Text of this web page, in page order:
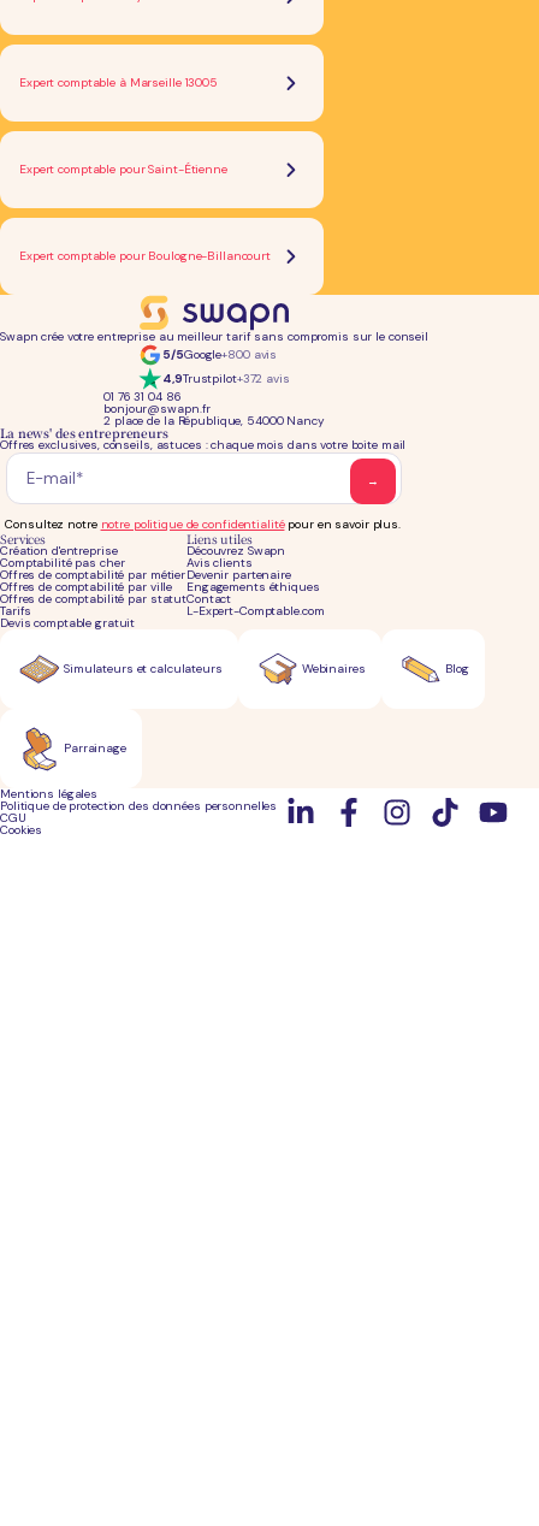
Expert comptable à Marseille 13005
Expert comptable pour Saint-Étienne
Expert comptable pour Boulogne-Billancourt
Swapn crée votre entreprise au meilleur tarif sans compromis sur le conseil
5/5Google+800 avis
4,9Trustpilot+372 avis
01 76 31 04 86
bonjour@swapn.fr
2 place de la République, 54000 Nancy
Services
Création d'entreprise
Comptabilité pas cher
Offres de comptabilité par métier
Offres de comptabilité par ville
Offres de comptabilité par statut
Tarifs
Devis comptable gratuit
Liens utiles
Découvrez Swapn
Avis clients
Devenir partenaire
Engagements éthiques
Contact
L-Expert-Comptable.com
La news' des entrepreneurs
Offres exclusives, conseils, astuces : chaque mois dans votre boite mail
Consultez notre notre politique de confidentialitépour en savoir plus.
Simulateurs et calculateurs Blog
Parrainage
Webinaires
Mentions légales
Politique de protection des données personnelles
CGU
Cookies